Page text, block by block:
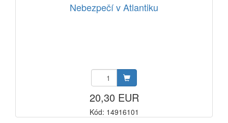
Nebezpečí v Atlantiku
20,30 EUR
Kód: 14916101